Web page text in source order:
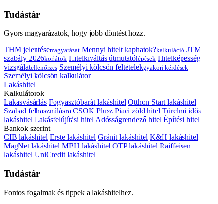
Tudástár
Gyors magyarázatok, hogy jobb döntést hozz.
THM jelentésemagyarázat Mennyi hitelt kaphatok?kalkuláció JTM
szabály 2026korlátok Hitelkiváltás útmutatólépések Hitelképesség
vizsgálatellenőrzés Személyi kölcsön feltételekgyakori kérdések
Személyi kölcsön kalkulátor
Lakáshitel
Kalkulátorok
Lakásvásárlás Fogyasztóbarát lakáshitel Otthon Start lakáshitel
Szabad felhasználásra CSOK Plusz Piaci zöld hitel Türelmi idős
lakáshitel Lakásfelújítási hitelAdósságrendező hitel Építési hitel
Bankok szerint
CIB lakáshitel Erste lakáshitel Gránit lakáshitel K&H lakáshitel
MagNet lakáshitel MBH lakáshitel OTP lakáshitel Raiffeisen
lakáshitel UniCredit lakáshitel
Tudástár
Fontos fogalmak és tippek a lakáshitelhez.